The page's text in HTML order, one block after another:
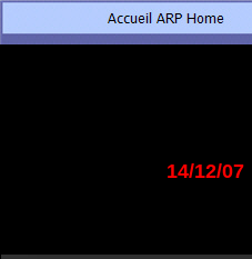
14/12/07